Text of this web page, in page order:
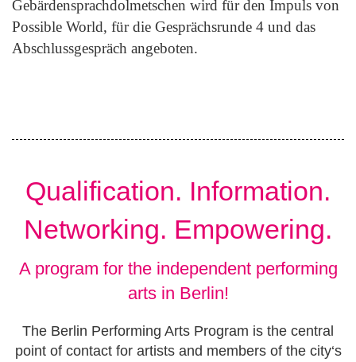
Gebärdensprachdolmetschen wird für den Impuls von
Possible World, für die Gesprächsrunde 4 und das
Abschlussgespräch angeboten.
Qualification. Information.
Networking. Empowering.
A program for the independent performing
arts in Berlin!
The Berlin Performing Arts Program is the central
point of contact for artists and members of the city‘s